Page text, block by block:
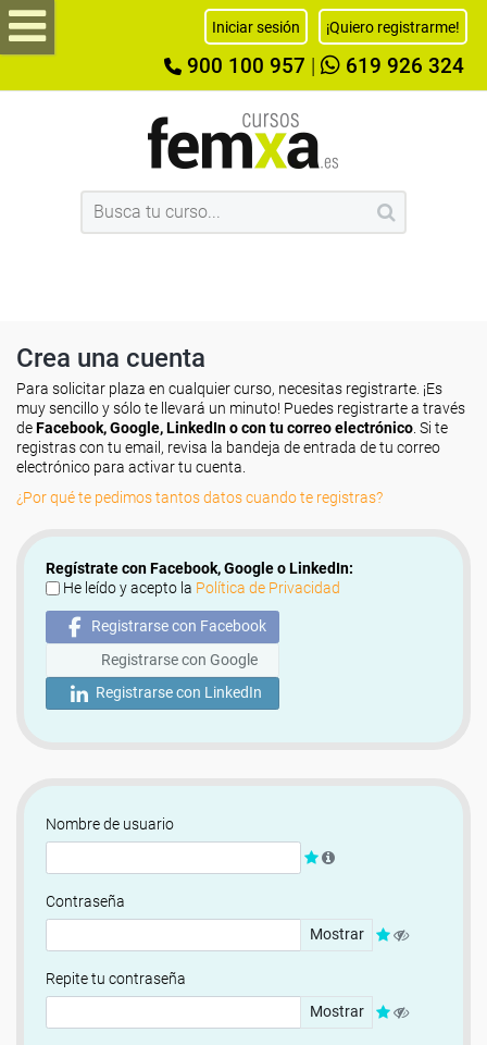
Iniciar sesión ¡Quiero registrarme!
900 100 957 619 926 324
Crea una cuenta
Para solicitar plaza en cualquier curso, necesitas registrarte. ¡Es
muy sencillo y sólo te llevará un minuto! Puedes registrarte a través
deFacebook, Google, LinkedIn o con tu correo electrónico . Si te
registras con tu email, revisa la bandeja de entrada de tu correo
electrónico para activar tu cuenta.
¿Por qué te pedimos tantos datos cuando te registras?
Regístrate con Facebook, Google o LinkedIn:
He leído y acepto la Política de Privacidad
Registrarse con Facebook
Registrarse con Google
Registrarse con LinkedIn
Nombre de usuario
Contraseña
Mostrar
Repite tu contraseña
Mostrar